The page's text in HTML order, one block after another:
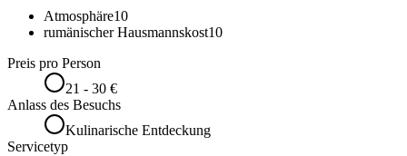
Atmosphäre10
rumänischer Hausmannskost10
Preis pro Person
21 - 30 €
Anlass des Besuchs
Kulinarische Entdeckung
Servicetyp